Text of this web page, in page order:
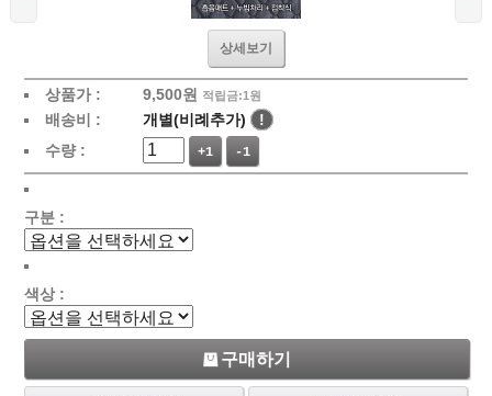
상세보기
상품가 : 9,500원 적립금:1원
배송비 : 개별(비례추가)
!
수량 :
+1 -1
구분 :
색상 :
구매하기